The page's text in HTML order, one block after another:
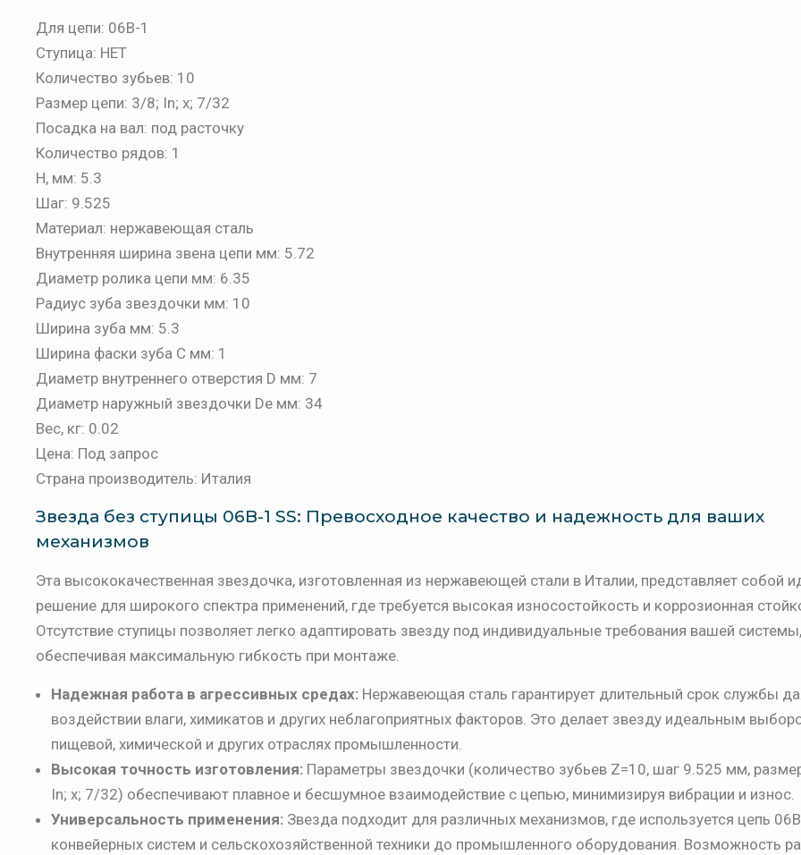
Для цепи: 06B-1
Ступица: НЕТ
Количество зубьев: 10
Размер цепи: 3/8; In; x; 7/32
Посадка на вал: под расточку
Количество рядов: 1
H, мм: 5.3
Шаг: 9.525
Материал: нержавеющая сталь
Внутренняя ширина звена цепи мм: 5.72
Диаметр ролика цепи мм: 6.35
Радиус зуба звездочки мм: 10
Ширина зуба мм: 5.3
Ширина фаски зуба C мм: 1
Диаметр внутреннего отверстия D мм: 7
Диаметр наружный звездочки De мм: 34
Вес, кг: 0.02
Цена: Под запрос
Страна производитель: Италия
Звезда без ступицы 06B-1 SS: Превосходное качество и надежность для ваших
механизмов
Эта высококачественная звездочка, изготовленная из нержавеющей стали в Италии, представляет собой
решение для широкого спектра применений, где требуется высокая износостойкость и коррозионная
Отсутствие ступицы позволяет легко адаптировать звезду под индивидуальные требования вашей системы,
обеспечивая максимальную гибкость при монтаже.
Надежная работа в агрессивных средах: Нержавеющая сталь гарантирует длительный срок службы
воздействии влаги, химикатов и других неблагоприятных факторов. Это делает звезду идеальным
пищевой, химической и других отраслях промышленности.
Высокая точность изготовления: Параметры звездочки (количество зубьев Z=10, шаг 9.525 мм,
In; x; 7/32) обеспечивают плавное и бесшумное взаимодействие с цепью, минимизируя вибрации и износ.
Универсальность применения: Звезда подходит для различных механизмов, где используется цепь
конвейерных систем и сельскохозяйственной техники до промышленного оборудования. Возможность